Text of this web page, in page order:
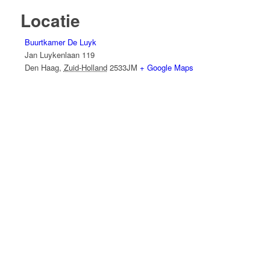
Locatie
Buurtkamer De Luyk
Jan Luykenlaan 119
Den Haag, Zuid-Holland 2533JM + Google Maps